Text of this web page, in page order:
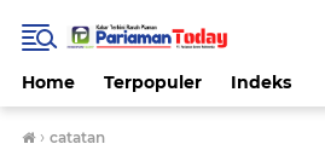
Home Terpopuler Indeks
› catatan